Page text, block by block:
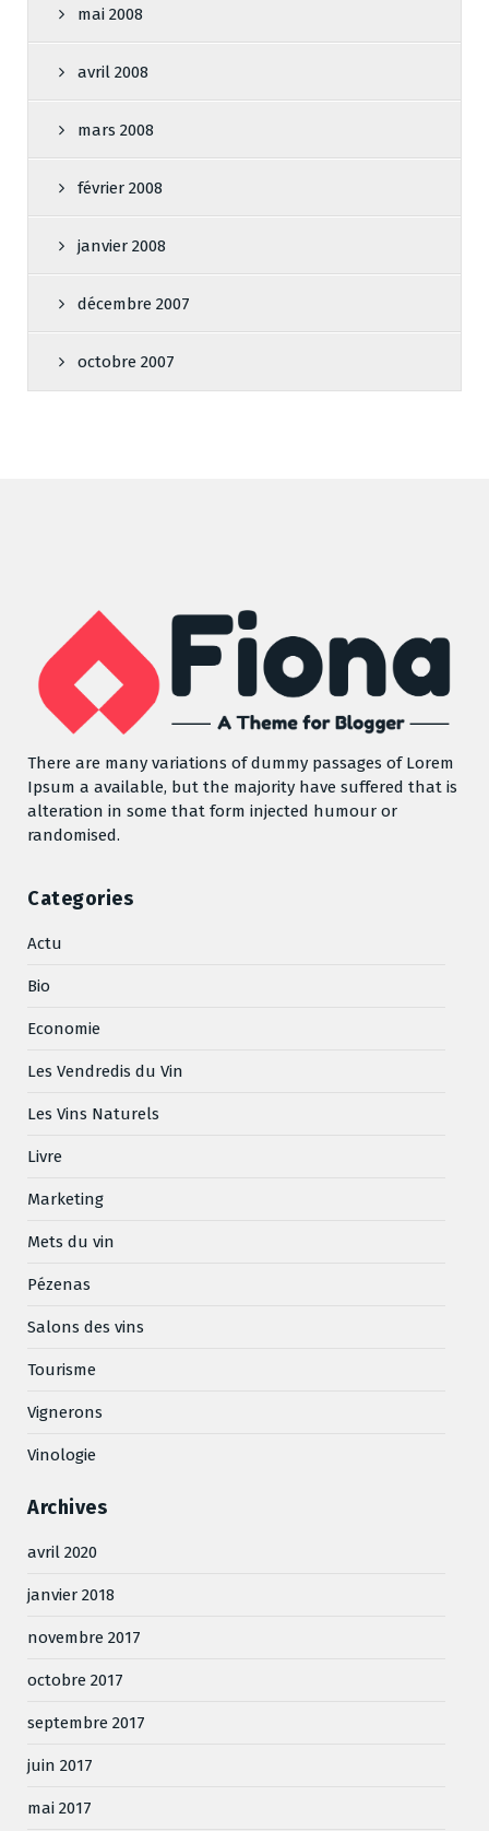
mai 2008
avril 2008
mars 2008
février 2008
janvier 2008
décembre 2007
octobre 2007
There are many variations of dummy passages of Lorem
Ipsum a available, but the majority have suffered that is
alteration in some that form injected humour or
randomised.
Categories
Actu
Bio
Economie
Les Vendredis du Vin
Les Vins Naturels
Livre
Marketing
Mets du vin
Pézenas
Salons des vins
Tourisme
Vignerons
Vinologie
Archives
avril 2020
janvier 2018
novembre 2017
octobre 2017
septembre 2017
juin 2017
mai 2017